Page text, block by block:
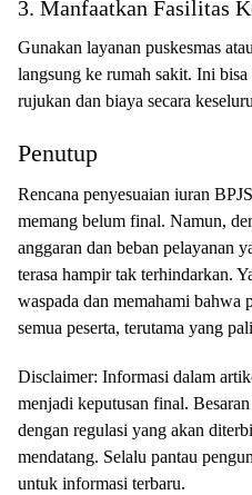
3. Manfaatkan Fasilitas
Gunakan layanan puskesmas
langsung ke rumah sakit. Ini
rujukan dan biaya secara
Penutup
Rencana penyesuaian iuran
memang belum final. Namun,
anggaran dan beban pelayanan
terasa hampir tak terhindarkan.
waspada dan memahami bahwa
semua peserta, terutama yang
Disclaimer: Informasi dalam
menjadi keputusan final.
dengan regulasi yang akan
mendatang. Selalu pantau
untuk informasi terbaru.